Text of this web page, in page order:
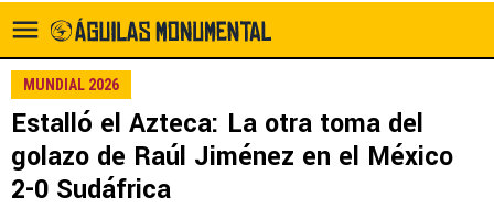
MUNDIAL 2026
Estalló el Azteca: La otra toma del
golazo de Raúl Jiménez en el México
2-0 Sudáfrica